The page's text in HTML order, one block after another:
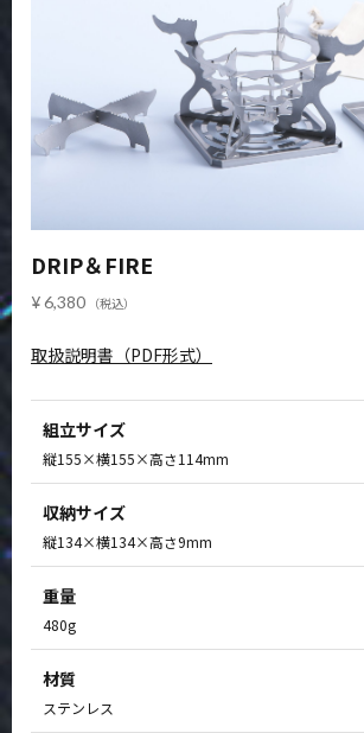
DRIP＆FIRE
6,380
取扱説明書（PDF形式）
組立サイズ
縦155×横155×高さ114mm
収納サイズ
縦134×横134×高さ9mm
重量
480g
材質
ステンレス